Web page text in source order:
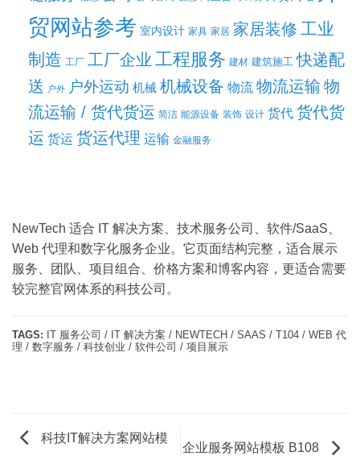
贸网站参考 室内设计 家具 家居 家居装修 工业
制造 工厂 工厂企业 工程服务 建材 建筑施工 快递配
送
户外 户外运动 机械 机械设备 物流 物流运输 物
流运输 / 货代货运 简洁 能源设备 装饰 设计 货代 货代货
运 货运 货运代理 运输 金融服务
NewTech 适合 IT 解决方案、技术服务公司、软件/SaaS、
Web 代理和数字化服务企业。它页面结构完整，适合展示
服务、团队、项目组合、价格方案和博客内容，更适合需要
较完整官网体系的科技公司。
TAGS: IT 服务公司 / IT 解决方案 / NEWTECH / SAAS / T104 / WEB 代
理 / 数字服务 / 科技创业 / 软件公司 / 项目展示
科技IT解决方案网站模
企业服务网站模板 B108